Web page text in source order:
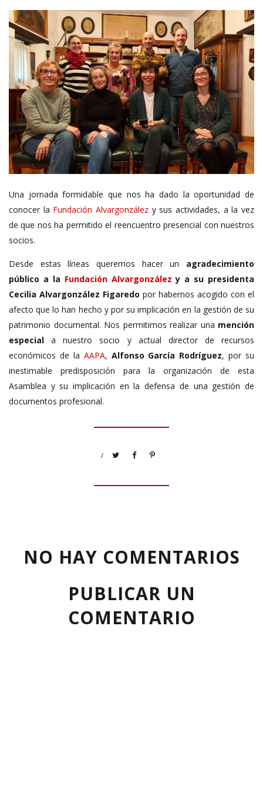
Una jornada formidable que nos ha dado la oportunidad de
conocer la Fundación Alvargonzález y sus actividades, a la vez
de que nos ha permitido el reencuentro presencial con nuestros
socios.
Desde estas líneas queremos hacer un agradecimiento
público a la Fundación Alvargonzález y a su presidenta
Cecilia Alvargonzález Figaredo por habernos acogido con el
afecto que lo han hecho y por su implicación en la gestión de su
patrimonio documental. Nos permitimos realizar una mención
especial a nuestro socio y actual director de recursos
económicos de la AAPA, Alfonso García Rodríguez, por su
inestimable predisposición para la organización de esta
Asamblea y su implicación en la defensa de una gestión de
documentos profesional.
/
NO HAY COMENTARIOS
PUBLICAR UN
COMENTARIO